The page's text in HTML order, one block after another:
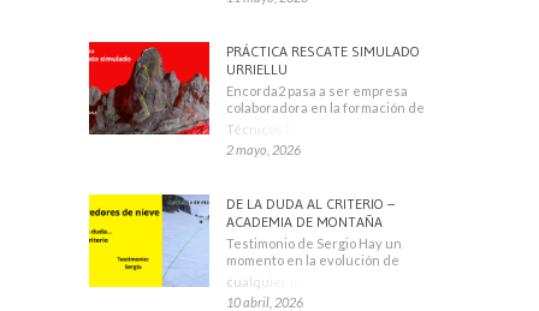
PRÁCTICA RESCATE SIMULADO
URRIELLU
Encorda2 pasa a ser empresa
colaboradora en la formación de
Técnicos Deportivos
2 mayo, 2026
DE LA DUDA AL CRITERIO –
ACADEMIA DE MONTAÑA
Testimonio de Sergio Hay un
momento en la evolución de
cualquier montañero
10 abril, 2026